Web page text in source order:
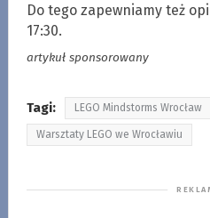
Do tego zapewniamy też
17:30.
artykuł sponsorowany
Tagi: LEGO Mindstorms Wrocław
Warsztaty LEGO we Wrocławiu